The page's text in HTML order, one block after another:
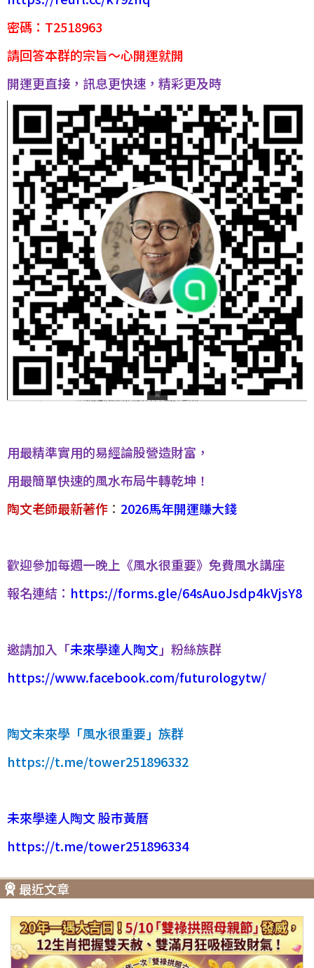
密碼：T2518963
請回答本群的宗旨～心開運就開
開運更直接，訊息更快速，精彩更及時
用最精準實用的易經論股營造財富，
用最簡單快速的風水布局牛轉乾坤！
陶文老師最新著作 ： 2026馬年開運賺大錢
歡迎參加每週一晚上《風水很重要》免費風水講座
報名連結： https://forms.gle/64sAuoJsdp4kVjsY8
邀請加入「未來學達人陶文」粉絲族群
https://www.facebook.com/futurologytw/
陶文未來學「風水很重要」族群
https://t.me/tower251896332
未來學達人陶文 股市黃曆
https://t.me/tower251896334
最近文章